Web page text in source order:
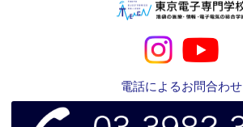
電話によるお問合わせ